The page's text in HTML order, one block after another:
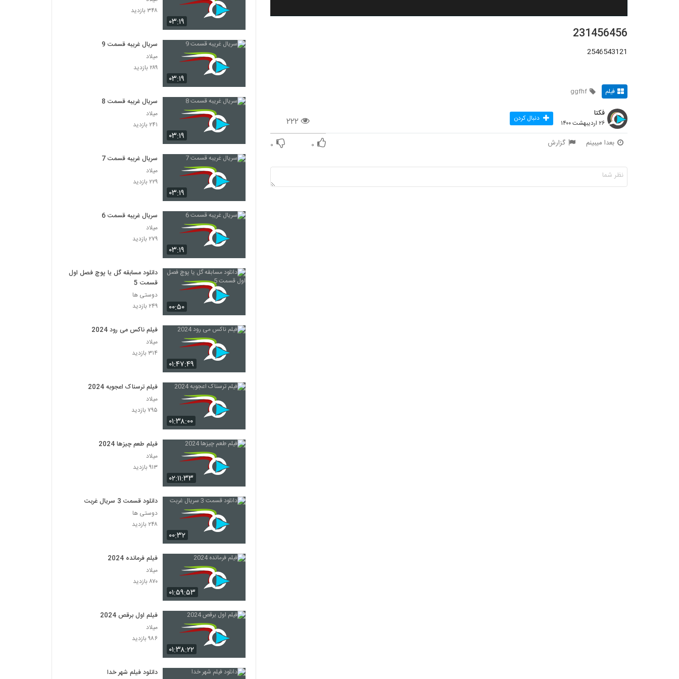
231456456
2546543121
فیلم ggfhf
۲۲۲
فکتا
۲۶ اردیبهشت ۱۴۰۰ دنبال کردن
بعدا میبینم گزارش ۰ ۰
۰۳:۱۹
۳۴۸ بازدید
۰۳:۱۹
سریال غریبه قسمت 9
میلاد
۲۸۹ بازدید
۰۳:۱۹
سریال غریبه قسمت 8
میلاد
۲۴۱ بازدید
۰۳:۱۹
سریال غریبه قسمت 7
میلاد
۲۲۹ بازدید
۰۳:۱۹
سریال غریبه قسمت 6
میلاد
۲۷۹ بازدید
۰۰:۵۰
دانلود مسابقه گل یا پوچ فصل اول
قسمت 5
دوستی ها
۲۴۹ بازدید
۰۱:۴۷:۴۹
فیلم ناکس می رود 2024
میلاد
۳۱۴ بازدید
۰۱:۳۸:۰۰
فیلم ترسناک اعجوبه 2024
میلاد
۷۹۵ بازدید
۰۲:۱۱:۳۳
فیلم طعم چیزها 2024
میلاد
۹۱۳ بازدید
۰۰:۳۲
دانلود قسمت 3 سریال غربت
دوستی ها
۲۴۸ بازدید
۰۱:۵۹:۵۳
فیلم فرمانده 2024
میلاد
۸۷۰ بازدید
۰۱:۳۸:۲۲
فیلم اول برقص 2024
میلاد
۹۸۶ بازدید
دانلود فیلم شهر خدا